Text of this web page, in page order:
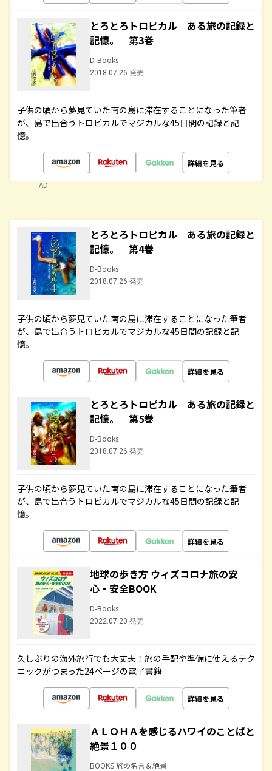
とろとろトロピカル ある旅の記録と
記憶。 第3巻
D-Books
2018.07.26 発売
子供の頃から夢見ていた南の島に滞在することになった筆者
が、島で出合うトロピカルでマジカルな45日間の記録と記
憶。
詳細を見る
AD
とろとろトロピカル ある旅の記録と
記憶。 第4巻
D-Books
2018.07.26 発売
子供の頃から夢見ていた南の島に滞在することになった筆者
が、島で出合うトロピカルでマジカルな45日間の記録と記
憶。
詳細を見る
とろとろトロピカル ある旅の記録と
記憶。 第5巻
D-Books
2018.07.26 発売
子供の頃から夢見ていた南の島に滞在することになった筆者
が、島で出合うトロピカルでマジカルな45日間の記録と記
憶。
詳細を見る
地球の歩き方 ウィズコロナ旅の安
心・安全BOOK
D-Books
2022.07.20 発売
久しぶりの海外旅行でも大丈夫！旅の手配や準備に使えるテク
ニックがつまった24ページの電子書籍
詳細を見る
ＡＬＯＨＡを感じるハワイのことばと
絶景１００
BOOKS 旅の名言＆絶景